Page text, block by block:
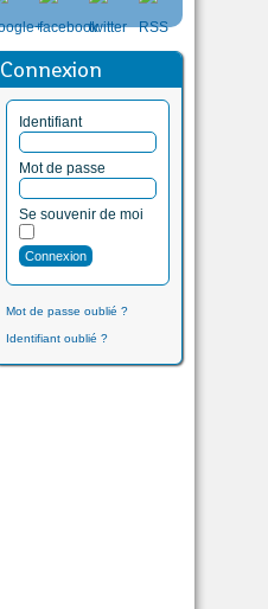
Connexion
Identifiant
Mot de passe
Se souvenir de moi
Mot de passe oublié ?
Identifiant oublié ?